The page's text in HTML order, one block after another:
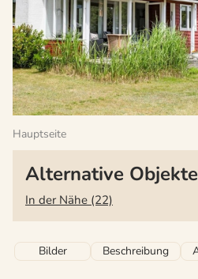
Hauptseite
Alternative Objekte
In der Nähe (22)
Bilder Beschreibung